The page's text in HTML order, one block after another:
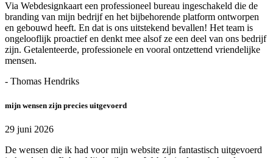
Via Webdesignkaart een professioneel bureau ingeschakeld die de
branding van mijn bedrijf en het bijbehorende platform ontworpen
en gebouwd heeft. En dat is ons uitstekend bevallen! Het team is
ongelooflijk proactief en denkt mee alsof ze een deel van ons bedrijf
zijn. Getalenteerde, professionele en vooral ontzettend vriendelijke
mensen.
- Thomas Hendriks
mijn wensen zijn precies uitgevoerd
29 juni 2026
De wensen die ik had voor mijn website zijn fantastisch uitgevoerd